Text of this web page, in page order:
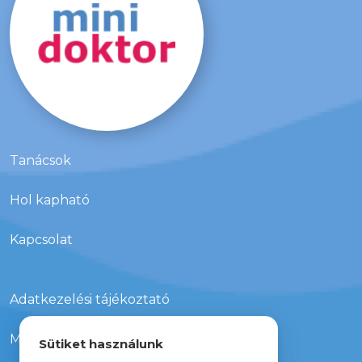
viselkednek az adott helyen.
Tanácsok
Hol kapható
Kapcsolat
Adatkezelési tájékoztató
Média megjelenések
Sütiket használunk